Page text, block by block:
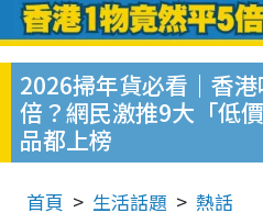
2026掃年貨必看｜香
倍？網民激推9大「低
品都上榜
首頁 生活話題 熱話